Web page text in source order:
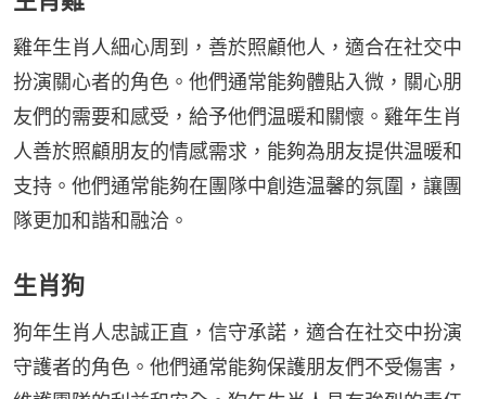
雞年生肖人細心周到，善於照顧他人，適合在社交中
扮演關心者的角色。他們通常能夠體貼入微，關心朋
友們的需要和感受，給予他們温暖和關懷。雞年生肖
人善於照顧朋友的情感需求，能夠為朋友提供温暖和
支持。他們通常能夠在團隊中創造温馨的氛圍，讓團
隊更加和諧和融洽。
生肖狗
狗年生肖人忠誠正直，信守承諾，適合在社交中扮演
守護者的角色。他們通常能夠保護朋友們不受傷害，